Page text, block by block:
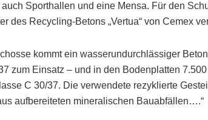
Sporthallen und eine Mensa. Für den
des Recycling-Betons „Vertua“ von Cemex
kommt ein wasserundurchlässiger
zum Einsatz – und in den Bodenplatten
C 30/37. Die verwendete rezyklierte
aufbereiteten mineralischen Bauabfällen….“